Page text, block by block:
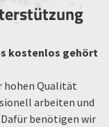
kostenlos gehört
hohen Qualität
arbeiten und
benötigen wir